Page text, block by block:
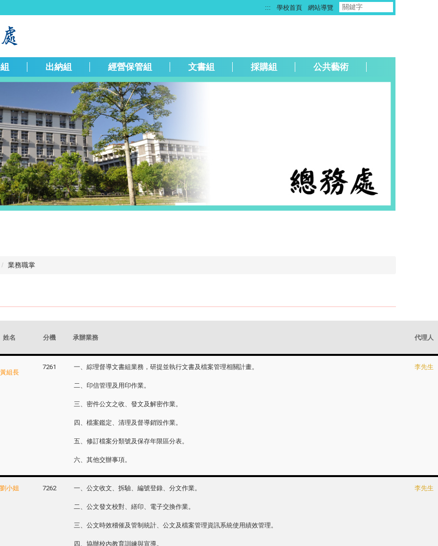
::: 學校首頁 網站導覽
出納組 經營保管組 文書組 採購組 公共藝術
業務職掌
姓名 分機 承辦業務 代理人
黃組長
7261 一、綜理督導文書組業務，研提並執行文書及檔案管理相關計畫。
二、印信管理及用印作業。
三、密件公文之收、發文及解密作業。
四、檔案鑑定、清理及督導銷毀作業。
五、修訂檔案分類號及保存年限區分表。
六、其他交辦事項。
李先生
劉小姐 7262 一、公文收文、拆驗、編號登錄、分文作業。
二、公文發文校對、繕印、電子交換作業。
三、公文時效稽催及管制統計、公文及檔案管理資訊系統使用績效管理。
四、協辦校內教育訓練與宣導。
李先生